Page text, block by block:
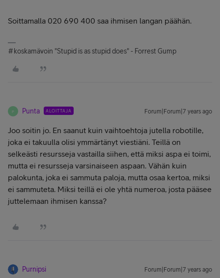
Soittamalla 020 690 400 saa ihmisen langan päähän.
#koskamävoin "Stupid is as stupid does" - Forrest Gump
P Punta ALOITTAJA Forum|Forum|7 years ago
Joo soitin jo. En saanut kuin vaihtoehtoja jutella robotille,
joka ei takuulla olisi ymmärtänyt viestiäni. Teillä on
selkeästi resursseja vastailla siihen, että miksi aspa ei toimi,
mutta ei resursseja varsinaiseen aspaan. Vähän kuin
palokunta, joka ei sammuta paloja, mutta osaa kertoa, miksi
ei sammuteta. Miksi teillä ei ole yhtä numeroa, josta pääsee
juttelemaan ihmisen kanssa?
Purnipsi Forum|Forum|7 years ago